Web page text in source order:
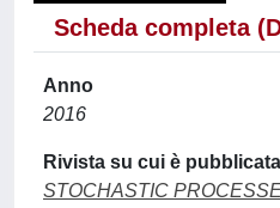
Scheda completa
Anno
2016
Rivista su cui è
STOCHASTIC